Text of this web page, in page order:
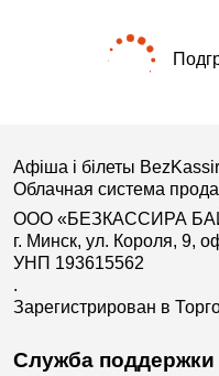
Афіша і білеты
Облачная система
ООО «БЕЗКАССИРА
г. Минск, ул. Короля, 9,
УНП 193615562
.
Зарегистрирован в
Служба поддержки